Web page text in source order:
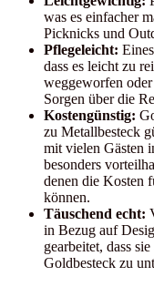
was es einfacher
Picknicks und
Pflegeleicht:
dass es leicht zu
weggeworfen
Sorgen über die
Kostengünstig:
zu Metallbesteck
mit vielen Gästen
besonders
denen die Kosten
können.
Täuschend echt:
in Bezug auf
gearbeitet, dass
Goldbesteck zu